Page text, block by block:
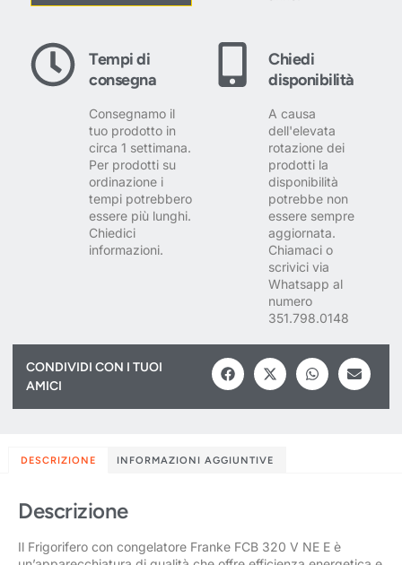
Tempi di
consegna
Consegnamo il
tuo prodotto in
circa 1 settimana.
Per prodotti su
ordinazione i
tempi potrebbero
essere più lunghi.
Chiedici
informazioni.
Chiedi
disponibilità
A causa
dell'elevata
rotazione dei
prodotti la
disponibilità
potrebbe non
essere sempre
aggiornata.
Chiamaci o
scrivici via
Whatsapp al
numero
351.798.0148
CONDIVIDI CON I TUOI
AMICI
DESCRIZIONE INFORMAZIONI AGGIUNTIVE
Descrizione
Il Frigorifero con congelatore Franke FCB 320 V NE E è